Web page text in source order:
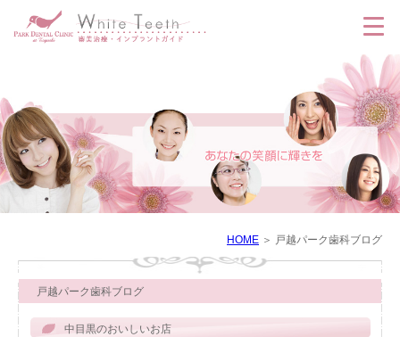
HOME 戸越パーク歯科ブログ
戸越パーク歯科ブログ
中目黒のおいしいお店